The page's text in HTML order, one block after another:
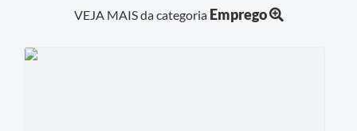
VEJA MAIS da categoria Emprego